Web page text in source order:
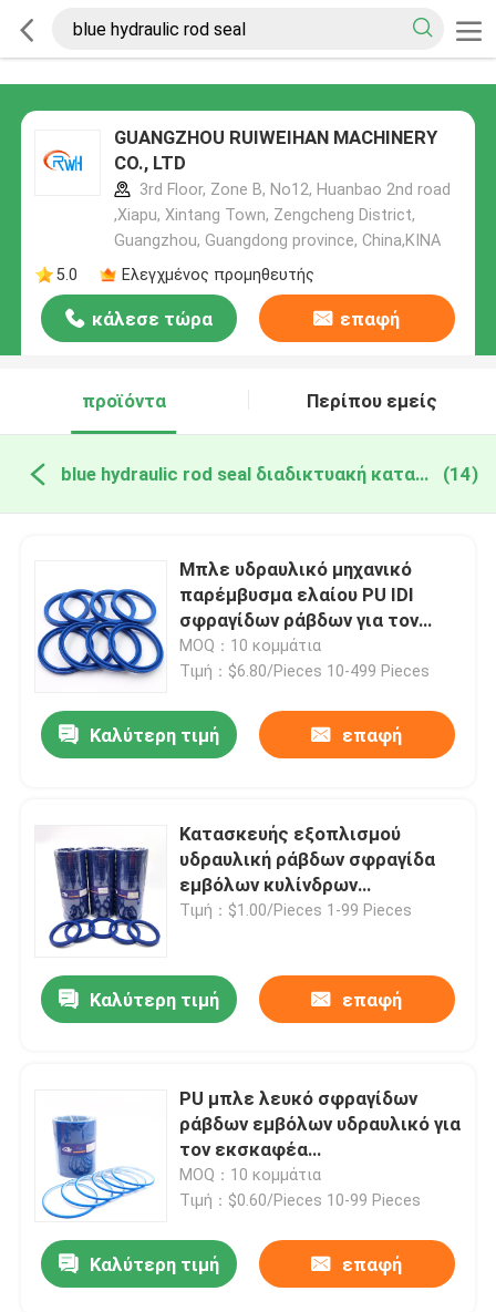
GUANGZHOU RUIWEIHAN MACHINERY
CO., LTD
3rd Floor, Zone B, No12, Huanbao 2nd road
,Xiapu, Xintang Town, Zengcheng District,
Guangzhou, Guangdong province, China,ΚΙΝΑ
5.0
Ελεγχμένος προμηθευτής
κάλεσε τώρα επαφή
προϊόντα Περίπου εμείς
blue hydraulic rod seal διαδικτυακή κατασκευή (14)
Μπλε υδραυλικό μηχανικό
παρέμβυσμα ελαίου PU IDI
σφραγίδων ράβδων για τον
εκσκαφέα
MOQ：10 κομμάτια
Τιμή：$6.80/Pieces 10-499 Pieces
Καλύτερη τιμή επαφή
Κατασκευής εξοπλισμού
υδραυλική ράβδων σφραγίδα
εμβόλων κυλίνδρων
σφραγίδων μπλε
Τιμή：$1.00/Pieces 1-99 Pieces
Καλύτερη τιμή επαφή
PU μπλε λευκό σφραγίδων
ράβδων εμβόλων υδραυλικό για
τον εκσκαφέα
αντιολισθητικών αλυσίδων
MOQ：10 κομμάτια
Τιμή：$0.60/Pieces 10-99 Pieces
Καλύτερη τιμή επαφή